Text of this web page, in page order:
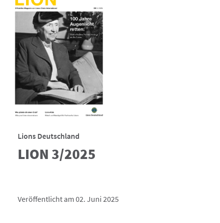
Lions Deutschland
LION 3/2025
Veröffentlicht am 02. Juni 2025